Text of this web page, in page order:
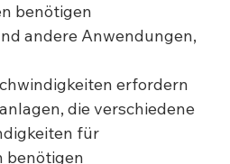
benötigen
andere Anwendungen,
erfordern
die verschiedene
für
benötigen